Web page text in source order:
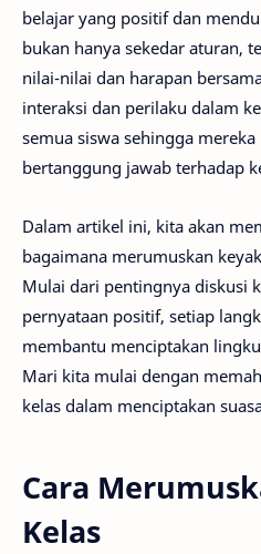
belajar yang positif dan
bukan hanya sekedar aturan,
nilai-nilai dan harapan
interaksi dan perilaku dalam
semua siswa sehingga
bertanggung jawab terhadap
Dalam artikel ini, kita akan
bagaimana merumuskan
Mulai dari pentingnya diskusi
pernyataan positif, setiap
membantu menciptakan
Mari kita mulai dengan
kelas dalam menciptakan
Cara
Kelas